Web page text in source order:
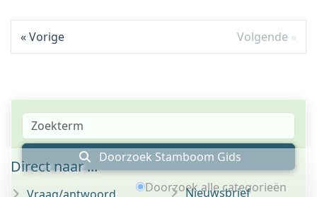
Vorige Volgende
Doorzoek Stamboom Gids
Doorzoek alle categorieën
Direct naar ...
Nieuwsbrief